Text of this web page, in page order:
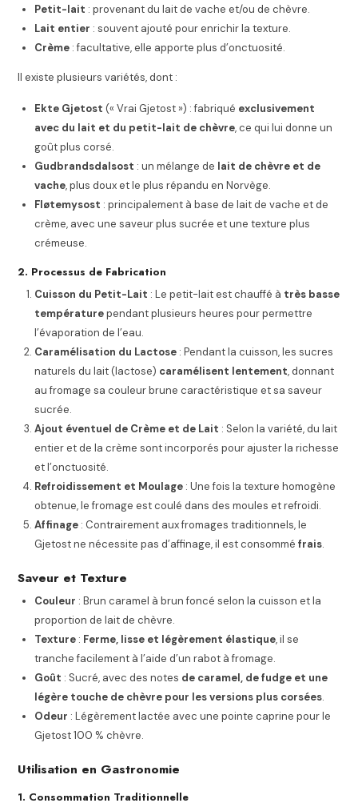
Petit-lait : provenant du lait de vache et/ou de chèvre.
Lait entier : souvent ajouté pour enrichir la texture.
Crème : facultative, elle apporte plus d’onctuosité.
Il existe plusieurs variétés, dont :
Ekte Gjetost (« Vrai Gjetost ») : fabriqué exclusivement
avec du lait et du petit-lait de chèvre, ce qui lui donne un
goût plus corsé.
Gudbrandsdalsost : un mélange de lait de chèvre et de
vache, plus doux et le plus répandu en Norvège.
Fløtemysost : principalement à base de lait de vache et de
crème, avec une saveur plus sucrée et une texture plus
crémeuse.
2. Processus de Fabrication
Cuisson du Petit-Lait : Le petit-lait est chauffé à très basse
températurependant plusieurs heures pour permettre
l’évaporation de l’eau.
Caramélisation du Lactose : Pendant la cuisson, les sucres
naturels du lait (lactose) caramélisent lentement, donnant
au fromage sa couleur brune caractéristique et sa saveur
sucrée.
Ajout éventuel de Crème et de Lait : Selon la variété, du lait
entier et de la crème sont incorporés pour ajuster la richesse
et l’onctuosité.
Refroidissement et Moulage : Une fois la texture homogène
obtenue, le fromage est coulé dans des moules et refroidi.
Affinage : Contrairement aux fromages traditionnels, le
Gjetost ne nécessite pas d’affinage, il est consomméfrais.
Saveur et Texture
Couleur : Brun caramel à brun foncé selon la cuisson et la
proportion de lait de chèvre.
Texture : Ferme, lisse et légèrement élastique, il se
tranche facilement à l’aide d’un rabot à fromage.
Goût : Sucré, avec des notes de caramel, de fudge et une
légère touche de chèvre pour les versions plus corsées.
Odeur : Légèrement lactée avec une pointe caprine pour le
Gjetost 100 % chèvre.
Utilisation en Gastronomie
1. Consommation Traditionnelle